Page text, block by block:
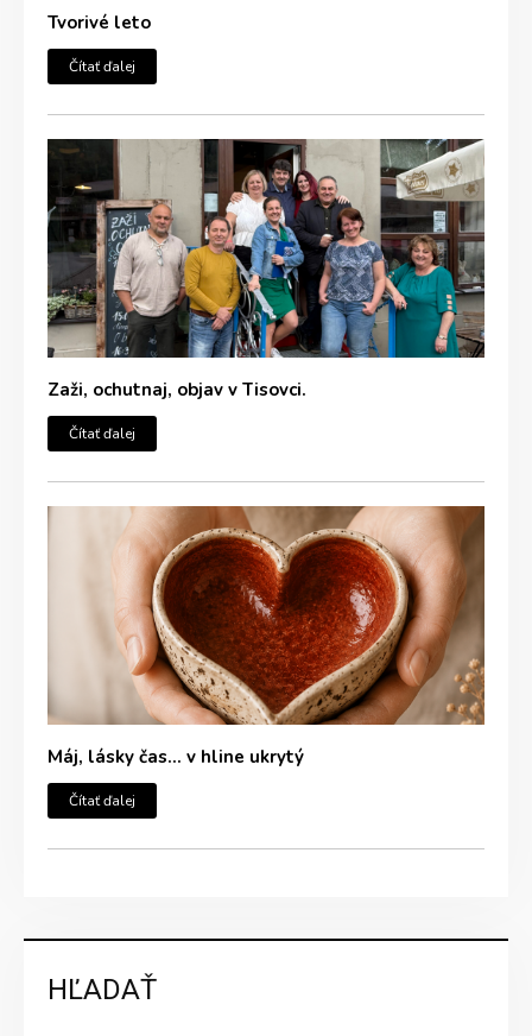
Tvorivé leto
Čítať ďalej
Zaži, ochutnaj, objav v Tisovci.
Čítať ďalej
Máj, lásky čas… v hline ukrytý
Čítať ďalej
HĽADAŤ